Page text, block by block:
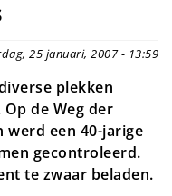
25 januari, 2007 - 13:59
plekken
de Weg der
werd een 40-jarige
gecontroleerd.
te zwaar beladen.